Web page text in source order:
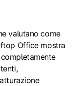
valutano come
Office mostra